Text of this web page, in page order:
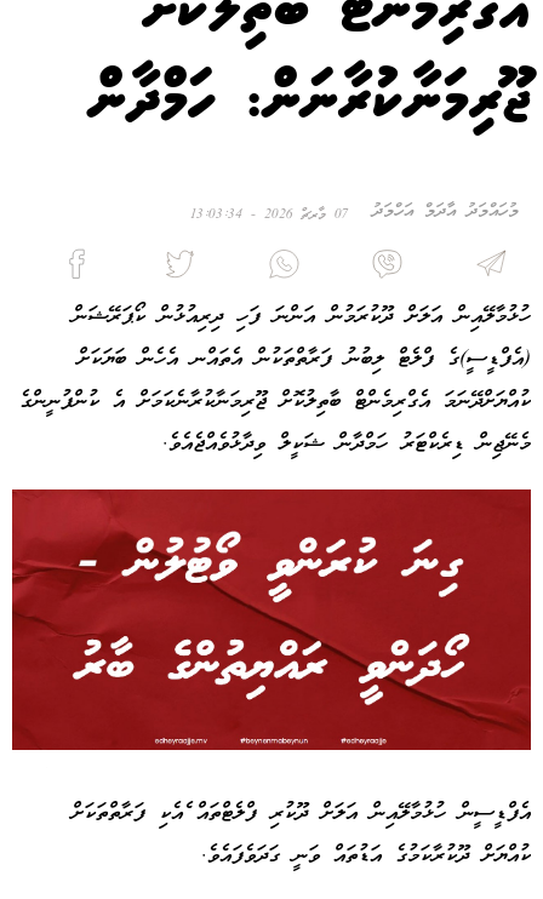
ޖޫރިމަނާކުރާނަން: ހަމްދާން
މުހައްމަދު އާދަމް އަހްމަދު 07 މާރޗް 2026 - 13:03:34
ހުޅުމާލޭއިން އަލަށް ދޫކުރަމުން އަންނަ ފަހި ދިރިއުޅުން ކޯޕަރޭޝަން
(އެފްޑީސީ)ގެ ފްލެޓް ލިބުނު ފަރާތްތަކުން އެތައްނ އެހެން ބަޔަކަށް
ކުއްޔަށްދޭނަމަ އެގްރިމެންޓް ބާތިލުކޮށް ޖޫރިމަނާކުރާނެކަމަށް އެ ކުންފުނީންގެ
މެނޭޖިން ޑިރެކްޓަރު ހަމްދާން ޝަކީލް ވިދާޅުވެއްޖެއެވެ.
އެފްޑީސީން ހުޅުމާލޭއިން އަލަށް ދޫކުރި ފްލެޓްތައް ެއެކި ފަރާތްތަކަށް
ކުއްޔަށް ދޫކުރާކަމުގެ އަޑުތައް ވަނީ ގަދަވެފައެވެ.